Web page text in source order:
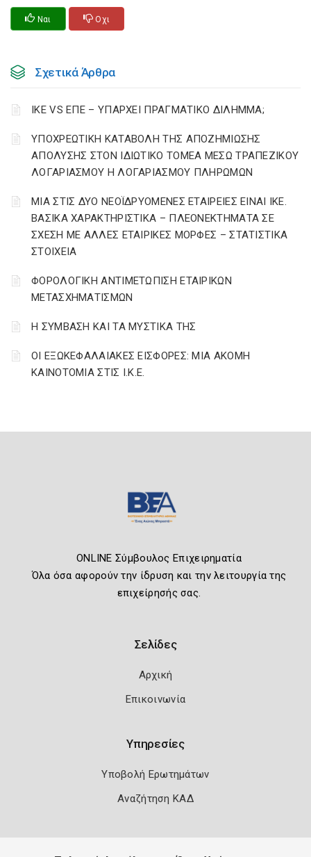
Ναι Οχι
Σχετικά Άρθρα
ΙΚΕ VS ΕΠΕ – ΥΠΑΡΧΕΙ ΠΡΑΓΜΑΤΙΚΟ ΔΙΛΗΜΜΑ;
YΠΟΧΡΕΩΤΙΚΗ ΚΑΤΑΒΟΛΗ ΤΗΣ ΑΠΟΖΗΜΙΩΣΗΣ
ΑΠΟΛΥΣΗΣ ΣΤΟΝ ΙΔΙΩΤΙΚΟ ΤΟΜΕΑ ΜΕΣΩ ΤΡΑΠΕΖΙΚΟΥ
ΛΟΓΑΡΙΑΣΜΟΥ Η ΛΟΓΑΡΙΑΣΜΟΥ ΠΛΗΡΩΜΩΝ
ΜΙΑ ΣΤΙΣ ΔΥΟ ΝΕΟΪΔΡΥΟΜΕΝΕΣ ΕΤΑΙΡΕΙΕΣ ΕΙΝΑΙ ΙΚΕ.
ΒΑΣΙΚΑ ΧΑΡΑΚΤΗΡΙΣΤΙΚΑ – ΠΛΕΟΝΕΚΤΗΜΑΤΑ ΣΕ
ΣΧΕΣΗ ΜΕ ΑΛΛΕΣ ΕΤΑΙΡΙΚΕΣ ΜΟΡΦΕΣ – ΣΤΑΤΙΣΤΙΚΑ
ΣΤΟΙΧΕΙΑ
ΦΟΡΟΛΟΓΙΚΗ ΑΝΤΙΜΕΤΩΠΙΣΗ ΕΤΑΙΡΙΚΩΝ
ΜΕΤΑΣΧΗΜΑΤΙΣΜΩΝ
Η ΣΥΜΒΑΣΗ ΚΑΙ ΤΑ ΜΥΣΤΙΚΑ ΤΗΣ
ΟΙ ΕΞΩΚΕΦΑΛΑΙΑΚΕΣ ΕΙΣΦΟΡΕΣ: ΜΙΑ ΑΚΟΜΗ
ΚΑΙΝΟΤΟΜΙΑ ΣΤΙΣ Ι.Κ.Ε.
ONLINE Σύμβουλος Επιχειρηματία
Όλα όσα αφορούν την ίδρυση και την λειτουργία της
επιχείρησής σας.
Σελίδες
Αρχική
Επικοινωνία
Υπηρεσίες
Υποβολή Ερωτημάτων
Αναζήτηση ΚΑΔ